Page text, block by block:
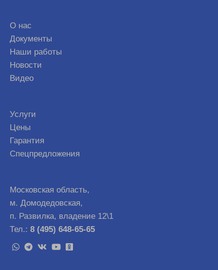
О нас
Документы
Наши работы
Новости
Видео
Услуги
Цены
Гарантия
Спецпредложения
Московская область,
м. Домодедовская,
п. Развилка, владение 12\1
Тел.: 8 (495) 648-65-65